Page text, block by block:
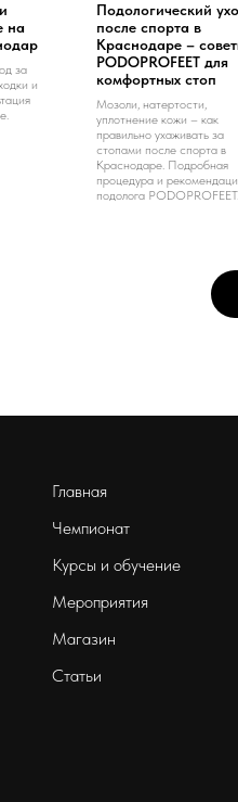
на
за
и
Подологический
после спорта в
Краснодаре –
PODOPROFEET для
комфортных стоп
Мозоли, натертости,
уплотнение кожи – как
правильно ухаживать за
стопами после спорта в
Краснодаре. Подробная
процедура и
подолога PODOPROFEET.
Главная
Чемпионат
Курсы и обучение
Мероприятия
Магазин
Статьи